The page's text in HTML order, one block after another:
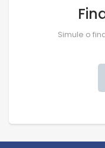
Simule o